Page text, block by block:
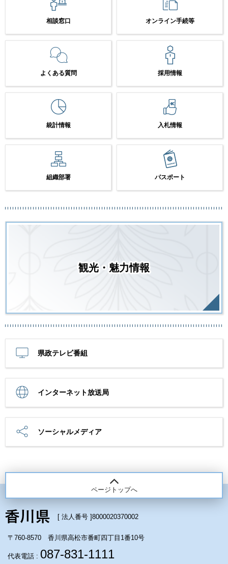
相談窓口 オンライン手続等
よくある質問 採用情報
統計情報 入札情報
組織部署 パスポート
観光・魅力情報
県政テレビ番組
インターネット放送局
ソーシャルメディア
ページトップへ
[ 法人番号 ]8000020370002
〒760-8570 香川県高松市番町四丁目1番10号
代表電話 : 087-831-1111